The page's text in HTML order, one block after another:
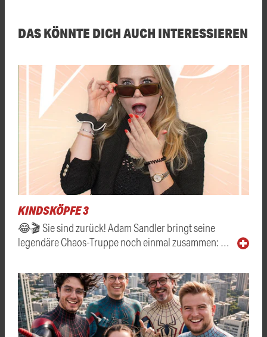
DAS KÖNNTE DICH AUCH INTERESSIEREN
KINDSKÖPFE 3
😂🎬 Sie sind zurück! Adam Sandler bringt seine
legendäre Chaos-Truppe noch einmal zusammen: …